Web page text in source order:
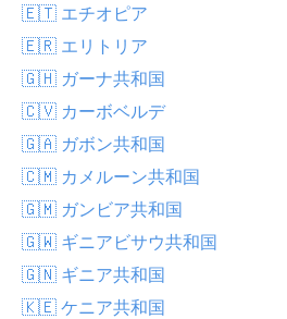
🇪🇹 エチオピア
🇪🇷 エリトリア
🇬🇭 ガーナ共和国
🇨🇻 カーボベルデ
🇬🇦 ガボン共和国
🇨🇲 カメルーン共和国
🇬🇲 ガンビア共和国
🇬🇼 ギニアビサウ共和国
🇬🇳 ギニア共和国
🇰🇪 ケニア共和国